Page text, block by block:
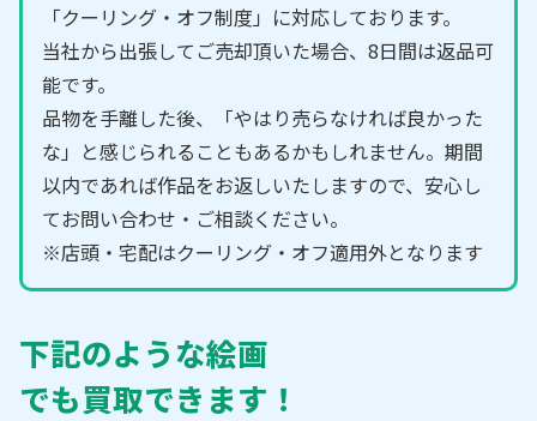
「クーリング・オフ制度」に対応しております。
当社から出張してご売却頂いた場合、8日間は返品可
能です。
品物を手離した後、「やはり売らなければ良かった
な」と感じられることもあるかもしれません。期間
以内であれば作品をお返しいたしますので、安心し
てお問い合わせ・ご相談ください。
※店頭・宅配はクーリング・オフ適用外となります
下記のような絵画
でも買取できます！